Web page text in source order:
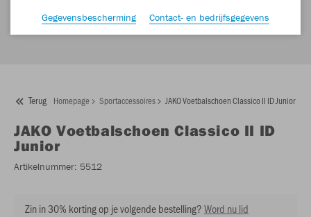
Terug Homepage Sportaccessoires JAKO Voetbalschoen Classico II ID Junior
JAKO Voetbalschoen Classico II ID
Junior
Artikelnummer: 5512
Zin in 30% korting op je volgende bestelling?Word nu lid
Gegevensbescherming
Contact- en bedrijfsgegevens